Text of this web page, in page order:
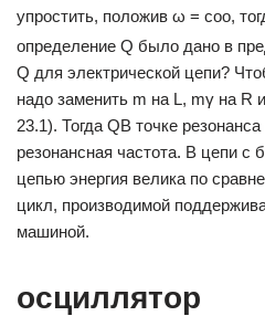
упростить, положив ω = соо,
определение Q было дано в
Q для электрической цепи?
надо заменить m на L, mγ на R
23.1). Тогда QB точке
резонансная частота. В цепи с
цепью энергия велика по
цикл, производимой
машиной.
осциллятор